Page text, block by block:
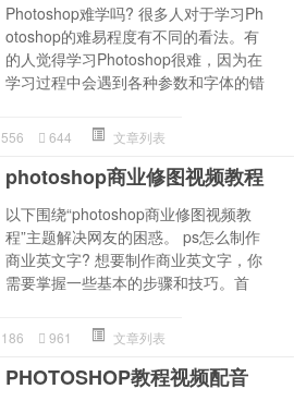
Photoshop难学吗? 很多人对于学习Ph
otoshop的难易程度有不同的看法。有
的人觉得学习Photoshop很难，因为在
学习过程中会遇到各种参数和字体的错
556 644 文章列表
photoshop商业修图视频教程
以下围绕“photoshop商业修图视频教
程”主题解决网友的困惑。 ps怎么制作
商业英文字? 想要制作商业英文字，你
需要掌握一些基本的步骤和技巧。首
186 961 文章列表
PHOTOSHOP教程视频配音